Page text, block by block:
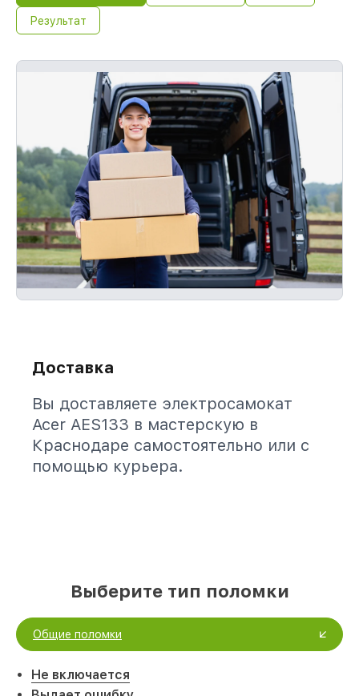
Результат
Доставка
Вы доставляете электросамокат
Acer AES133 в мастерскую в
Краснодаре самостоятельно или с
помощью курьера.
Выберите тип поломки
Общие поломки
Не включается